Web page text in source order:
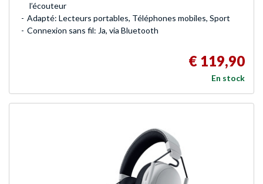
l’écouteur
Adapté: Lecteurs portables, Téléphones mobiles, Sport
Connexion sans fil: Ja, via Bluetooth
€ 119,90
En stock